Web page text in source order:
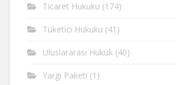
Ticaret Hukuku (174)
Tüketici Hukuku (41)
Uluslararası Hukuk (40)
Yargı Paketi (1)